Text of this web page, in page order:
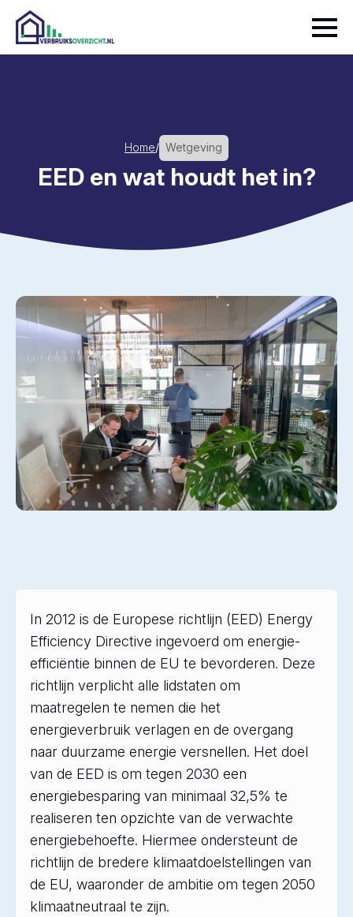
Home/ Wetgeving
EED en wat houdt het in?
In 2012 is de Europese richtlijn (EED) Energy
Efficiency Directive ingevoerd om energie-
efficiëntie binnen de EU te bevorderen. Deze
richtlijn verplicht alle lidstaten om
maatregelen te nemen die het
energieverbruik verlagen en de overgang
naar duurzame energie versnellen. Het doel
van de EED is om tegen 2030 een
energiebesparing van minimaal 32,5% te
realiseren ten opzichte van de verwachte
energiebehoefte. Hiermee ondersteunt de
richtlijn de bredere klimaatdoelstellingen van
de EU, waaronder de ambitie om tegen 2050
klimaatneutraal te zijn.